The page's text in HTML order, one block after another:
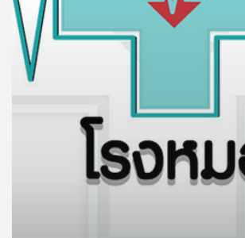
ของ
คุณ
เพลง